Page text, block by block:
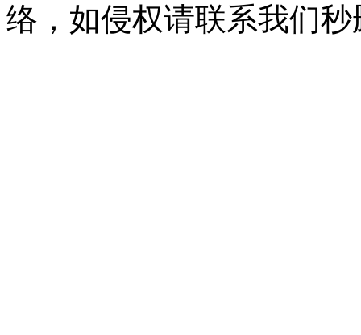
络，如侵权请联系我们秒